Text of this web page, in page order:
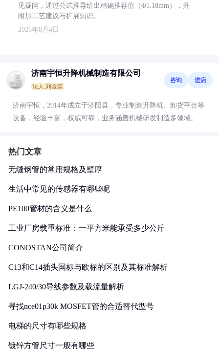
见疑问，通过公式推导给出精确推荐值（Φ5.18mm），并
附加工艺建议与扩展知识。
2026年8月4日
济南宇恒升降机械制造有限公司
法人:刘金英
咨询 进店
济南宇恒，2014年成立于济阳县，专业制造升降机、卸货平台等
设备，经验丰富，权威可靠，业务涵盖机械研发制造多领域。
热门文章
无缝钢管的常用规格及壁厚
生活中常见的传感器有哪些呢
PE100管材的含义是什么
工业厂房载重标准：一平方米能承受多少公斤
CONOSTAN公司简介
C13和C14插头国标与欧标的区别及其标准解析
LGJ-240/30导线参数及载流量解析
寻找nce01p30k MOSFET管的合适替代型号
电梯的尺寸有哪些规格
镀锌方管尺寸一般有哪些